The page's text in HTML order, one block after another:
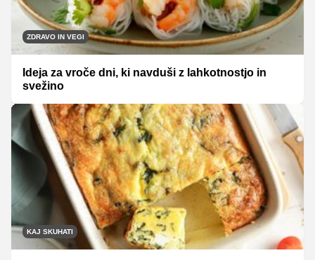
ZDRAVO IN VEGI
Ideja za vroče dni, ki navduši z lahkotnostjo in
svežino
KAJ SKUHATI